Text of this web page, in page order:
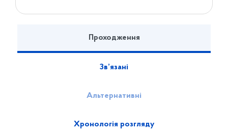
Проходження
Зв’язані
Альтернативні
Хронологія розгляду